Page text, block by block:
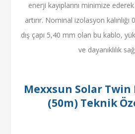
enerji kayıplarını minimize
artırır. Nominal izolasyon
dış çapı 5,40 mm olan bu kablo,
ve dayanıklılık
Mexxsun Solar Twin
(50m) Teknik